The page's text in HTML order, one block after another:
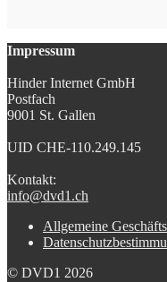
Impressum
Hinder Internet GmbH
Postfach
9001 St. Gallen
UID CHE-110.249.145
Kontakt:
info@dvd1.ch
Allgemeine
© DVD1 2026